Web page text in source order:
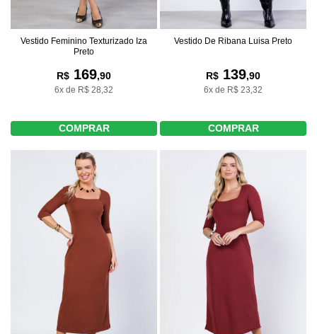
Vestido Feminino Texturizado Iza
Preto
R$ 169,90
6x de R$ 28,32
COMPRAR
Vestido De Ribana Luisa Preto
R$ 139,90
6x de R$ 23,32
COMPRAR